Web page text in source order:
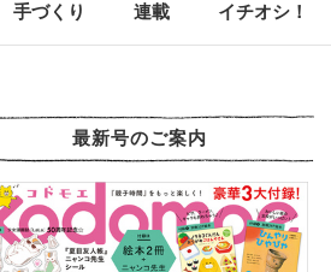
手づくり 連載 イチオシ！
最新号のご案内